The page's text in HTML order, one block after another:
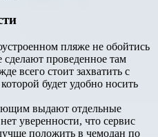
пляже не обойтись
сделают проведенное там
всего стоит захватить с
будет удобно носить
выдают отдельные
уверенности, что сервис
положить в чемодан по